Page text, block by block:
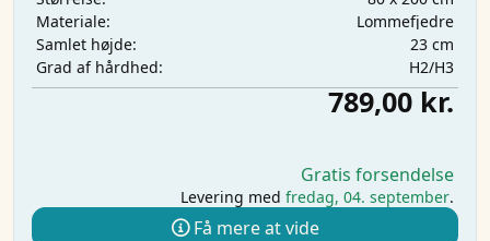
Materiale:
Lommefjedre
Samlet højde:
23 cm
Grad af hårdhed:
H2/H3
789,00 kr.
Gratis forsendelse
Levering med fredag, 04. september.
Få mere at vide